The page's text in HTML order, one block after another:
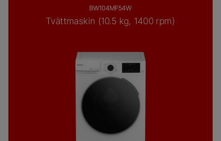
BW104MF54W
Tvättmaskin (10.5 kg, 1400 rpm)